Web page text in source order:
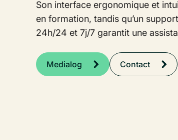
Son interface ergonomique et
en formation, tandis qu’un
24h/24 et 7j/7 garantit une
Medialog Contact